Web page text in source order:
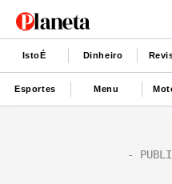
IstoÉ Dinheiro
Esportes Menu